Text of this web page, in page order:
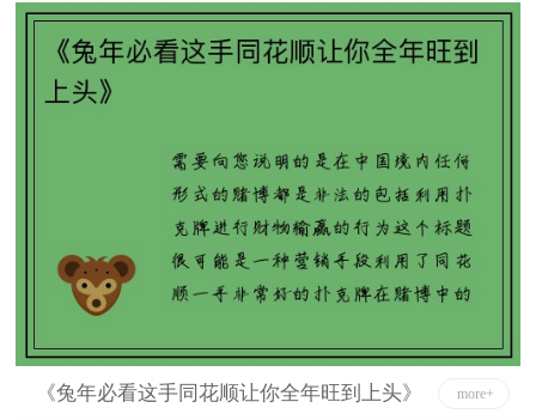
《兔年必看这手同花顺让你全年旺到上头》 more+